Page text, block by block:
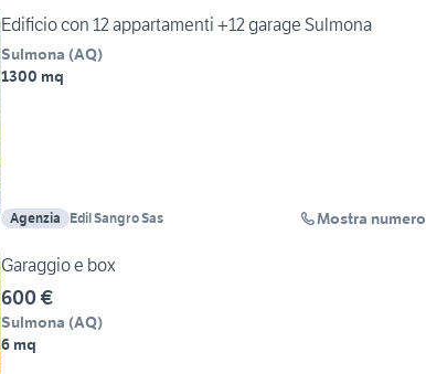
Edificio con 12 appartamenti +12 garage Sulmona
Sulmona (AQ)
1300 mq
Agenzia Edil Sangro Sas Mostra numero
Garaggio e box
600 €
Sulmona (AQ)
6 mq